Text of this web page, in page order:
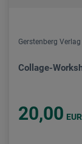
Gerstenberg Verlag
Collage-
20,00 EUR